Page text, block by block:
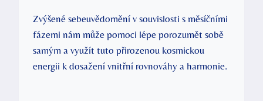
Zvýšené sebeuvědomění v souvislosti ​s měsíčními
fázemi nám ⁢může pomoci lépe porozumět sobě
samým ⁢a využít tuto​ přirozenou kosmickou
energii k dosažení vnitřní rovnováhy a harmonie.